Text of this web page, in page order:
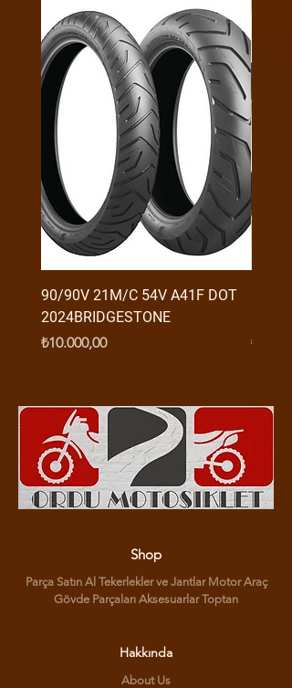
90/90V 21M/C 54V A41F DOT
2024BRIDGESTONE
Fiyat
₺10.000,00
Fiyat
₺950,00
Shop
Parça Satın Al Tekerlekler ve Jantlar Motor Araç
Gövde Parçaları Aksesuarlar Toptan
Hakkında
About Us